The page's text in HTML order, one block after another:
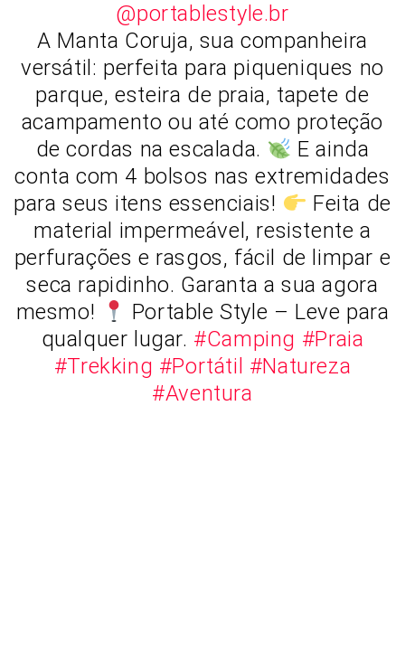
@portablestyle.br
A Manta Coruja, sua companheira
versátil: perfeita para piqueniques no
parque, esteira de praia, tapete de
acampamento ou até como proteção
de cordas na escalada.
E ainda
conta com 4 bolsos nas extremidades
para seus itens essenciais!
Feita de
material impermeável, resistente a
perfurações e rasgos, fácil de limpar e
seca rapidinho. Garanta a sua agora
mesmo!
Portable Style – Leve para
qualquer lugar. #Camping #Praia
#Trekking #Portátil #Natureza
#Aventura